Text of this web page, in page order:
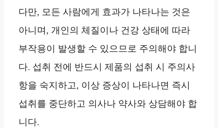
다만, 모든 사람에게 효과가 나타나는 것은
아니며, 개인의 체질이나 건강 상태에 따라
부작용이 발생할 수 있으므로 주의해야 합니
다. 섭취 전에 반드시 제품의 섭취 시 주의사
항을 숙지하고, 이상 증상이 나타나면 즉시
섭취를 중단하고 의사나 약사와 상담해야 합
니다.